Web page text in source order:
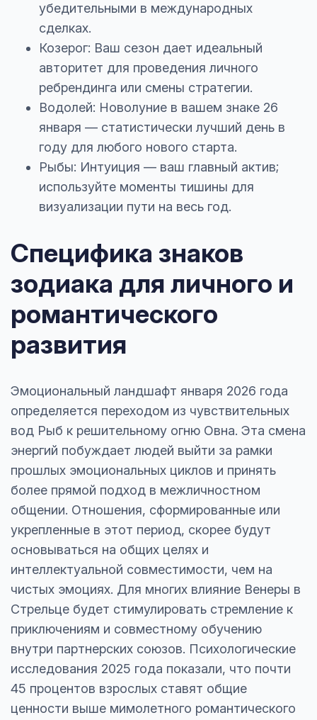
убедительными в международных
сделках.
Козерог: Ваш сезон дает идеальный
авторитет для проведения личного
ребрендинга или смены стратегии.
Водолей: Новолуние в вашем знаке 26
января — статистически лучший день в
году для любого нового старта.
Рыбы: Интуиция — ваш главный актив;
используйте моменты тишины для
визуализации пути на весь год.
Специфика знаков
зодиака для личного и
романтического
развития
Эмоциональный ландшафт января 2026 года
определяется переходом из чувствительных
вод Рыб к решительному огню Овна. Эта смена
энергий побуждает людей выйти за рамки
прошлых эмоциональных циклов и принять
более прямой подход в межличностном
общении. Отношения, сформированные или
укрепленные в этот период, скорее будут
основываться на общих целях и
интеллектуальной совместимости, чем на
чистых эмоциях. Для многих влияние Венеры в
Стрельце будет стимулировать стремление к
приключениям и совместному обучению
внутри партнерских союзов. Психологические
исследования 2025 года показали, что почти
45 процентов взрослых ставят общие
ценности выше мимолетного романтического